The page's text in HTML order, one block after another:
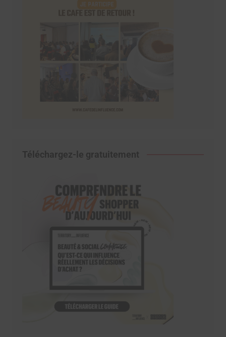
Téléchargez-le gratuitement